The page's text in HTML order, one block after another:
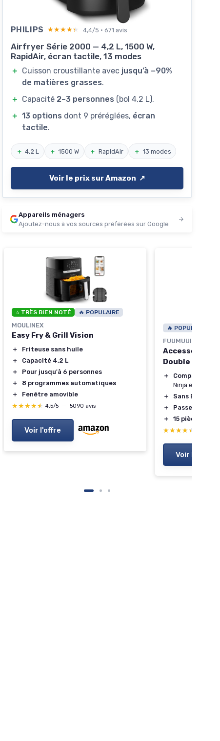
PHILIPS ★★★★★
★★★★★ 4,4/5 · 671 avis
Airfryer Série 2000 — 4,2 L, 1500 W,
RapidAir, écran tactile, 13 modes
＋ Cuisson croustillante avec jusqu’à −90%
de matières grasses.
＋ Capacité 2–3 personnes (bol 4,2 L).
＋ 13 options dont 9 préréglées, écran
tactile.
＋ 4,2 L ＋ 1500 W ＋ RapidAir ＋ 13 modes
Voir le prix sur Amazon ↗️
Appareils ménagers
Ajoutez-nous à vos sources préférées sur Google
⭐ TRÈS BIEN NOTÉ 🔥 POPULAIRE
MOULINEX
Easy Fry & Grill Vision
＋
Friteuse sans huile
＋
Capacité 4,2 L
＋
Pour jusqu'à 6 personnes
＋
8 programmes automatiques
＋
Fenêtre amovible
★★★★★
★★★★★ 4,5/5 — 5090 avis
Voir l'offre
🔥 POPULAIRE
FUUMUUI
Accessoires
Double Zone
＋ Compatible
Ninja et Tower
＋
Sans BPA
＋
Passe au
＋
15 pièces
★★★★★
★★★★★
Voir l'offre